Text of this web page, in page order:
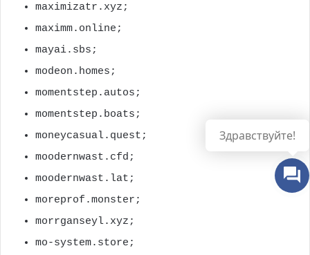
maximizatr.xyz;
maximm.online;
mayai.sbs;
modeon.homes;
momentstep.autos;
momentstep.boats;
moneycasual.quest;
moodernwast.cfd;
moodernwast.lat;
moreprof.monster;
morrganseyl.xyz;
mo-system.store;
Здравствуйте!